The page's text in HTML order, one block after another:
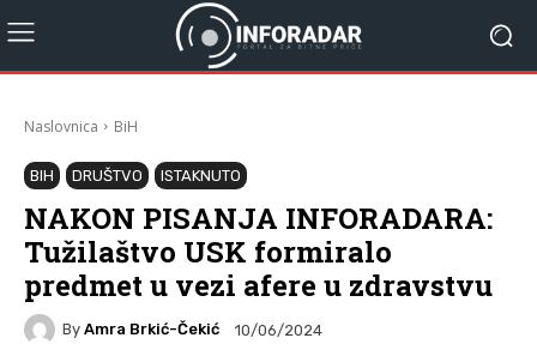
Naslovnica BiH
BIH DRUŠTVO ISTAKNUTO
NAKON PISANJA INFORADARA:
Tužilaštvo USK formiralo
predmet u vezi afere u zdravstvu
By Amra Brkić-Čekić 10/06/2024